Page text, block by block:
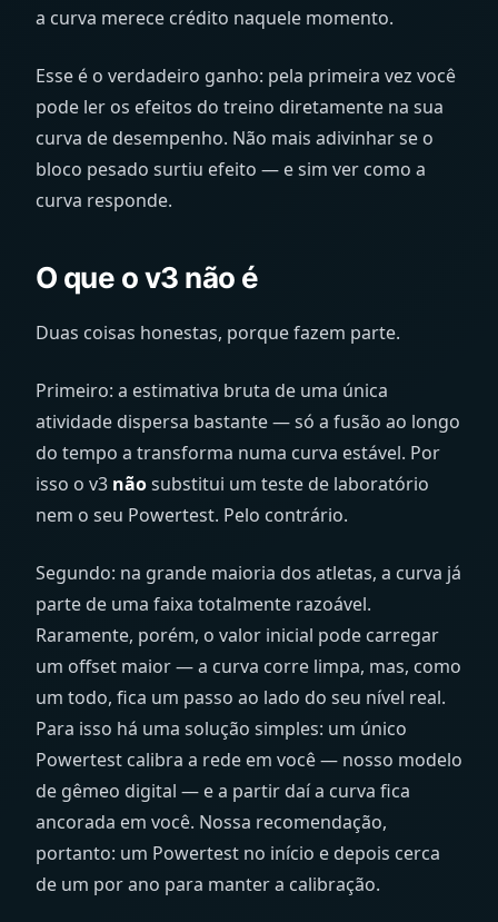
a curva merece crédito naquele momento.
Esse é o verdadeiro ganho: pela primeira vez você
pode ler os efeitos do treino diretamente na sua
curva de desempenho. Não mais adivinhar se o
bloco pesado surtiu efeito — e sim ver como a
curva responde.
O que o v3 não é
Duas coisas honestas, porque fazem parte.
Primeiro: a estimativa bruta de uma única
atividade dispersa bastante — só a fusão ao longo
do tempo a transforma numa curva estável. Por
isso o v3 nãosubstitui um teste de laboratório
nem o seu Powertest. Pelo contrário.
Segundo: na grande maioria dos atletas, a curva já
parte de uma faixa totalmente razoável.
Raramente, porém, o valor inicial pode carregar
um offset maior — a curva corre limpa, mas, como
um todo, fica um passo ao lado do seu nível real.
Para isso há uma solução simples: um único
Powertest calibra a rede em você — nosso modelo
de gêmeo digital — e a partir daí a curva fica
ancorada em você. Nossa recomendação,
portanto: um Powertest no início e depois cerca
de um por ano para manter a calibração.